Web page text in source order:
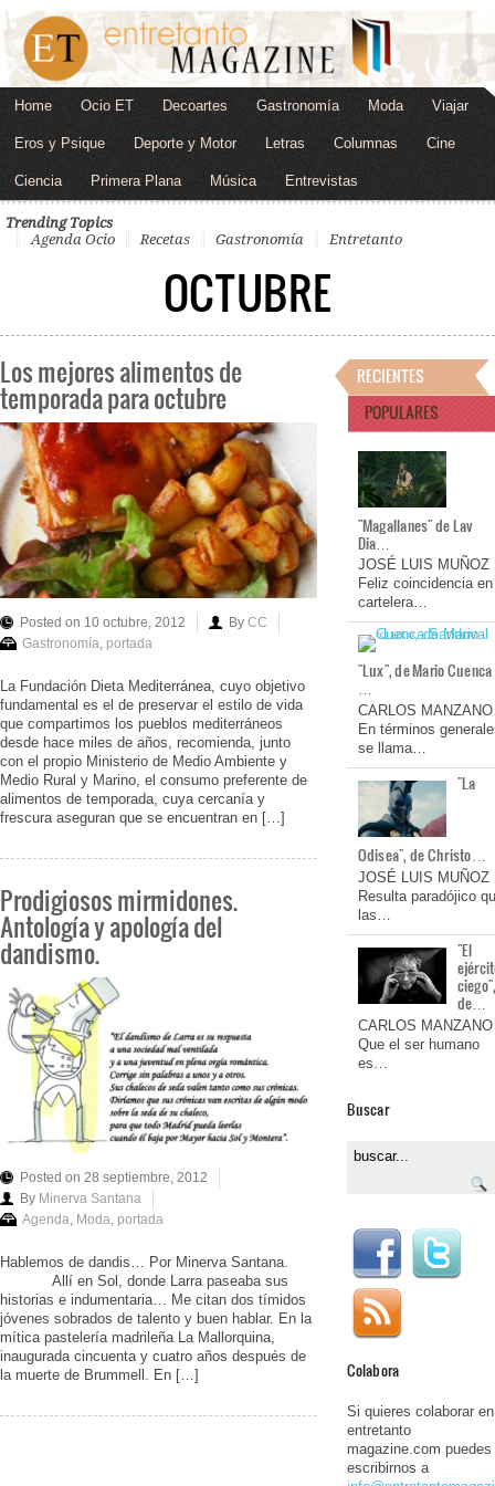
Home Ocio ET Decoartes Gastronomía Moda Viajar
Eros y Psique Deporte y Motor Letras Columnas Cine
Ciencia Primera Plana Música Entrevistas
Trending Topics
Agenda Ocio
Recetas Gastronomía Entretanto
OCTUBRE
Los mejores alimentos de
temporada para octubre
Posted on 10 octubre, 2012 By CC
Gastronomía, portada
La Fundación Dieta Mediterránea, cuyo objetivo
fundamental es el de preservar el estilo de vida
que compartimos los pueblos mediterráneos
desde hace miles de años, recomienda, junto
con el propio Ministerio de Medio Ambiente y
Medio Rural y Marino, el consumo preferente de
alimentos de temporada, cuya cercanía y
frescura aseguran que se encuentran en […]
Prodigiosos mirmidones.
Antología y apología del
dandismo.
Posted on 28 septiembre, 2012
By Minerva Santana
Agenda, Moda, portada
Hablemos de dandis… Por Minerva Santana.
Allí en Sol, donde Larra paseaba sus
historias e indumentaria… Me citan dos tímidos
jóvenes sobrados de talento y buen hablar. En la
mítica pastelería madrileña La Mallorquina,
inaugurada cincuenta y cuatro años después de
la muerte de Brummell. En […]
RECIENTES
POPULARES
"Magallanes" de Lav
Dia…
JOSÉ LUIS MUÑOZ
Feliz coincidencia en
cartelera…
"Lux", de Mario Cuenca
…
CARLOS MANZANO
En términos
se llama…
"La
Odisea", de Christo…
JOSÉ LUIS MUÑOZ
Resulta paradójico
las…
"El
de…
CARLOS MANZANO
Que el ser humano
es…
Buscar
Colabora
Si quieres colaborar en
entretanto
magazine.com puedes
escribirnos a